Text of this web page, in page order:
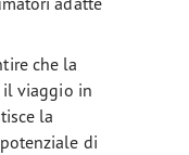
che la
il viaggio in
la
di